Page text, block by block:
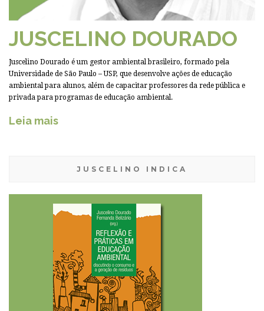
JUSCELINO DOURADO
Juscelino Dourado é um gestor ambiental brasileiro, formado pela
Universidade de São Paulo – USP, que desenvolve ações de educação
ambiental para alunos, além de capacitar professores da rede pública e
privada para programas de educação ambiental.
Leia mais
JUSCELINO INDICA